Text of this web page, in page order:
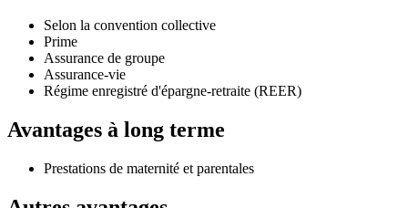
Selon la convention collective
Prime
Assurance de groupe
Assurance-vie
Régime enregistré d'épargne-retraite (REER)
Avantages à long terme
Prestations de maternité et parentales